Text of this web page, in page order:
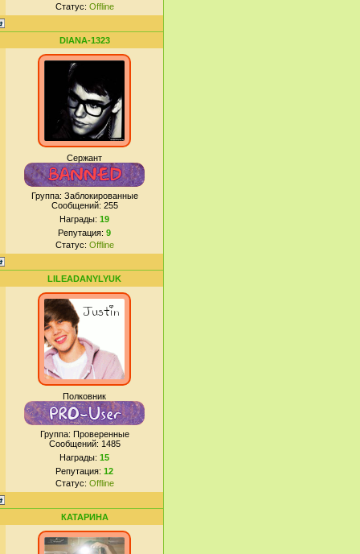
Статус: Offline
DIANA-1323
Сержант
Группа: Заблокированные
Сообщений: 255
Награды: 19
Репутация: 9
Статус: Offline
LILEADANYLYUK
Полковник
Группа: Проверенные
Сообщений: 1485
Награды: 15
Репутация: 12
Статус: Offline
КАТАРИНА